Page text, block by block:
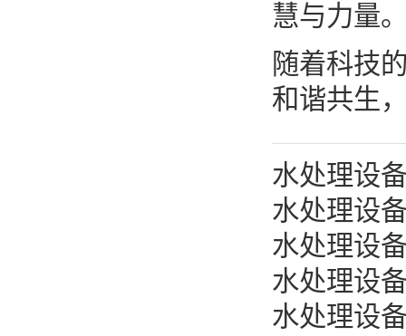
慧与力量
随着科技
和谐共生
水处理设
水处理设
水处理设
水处理设
水处理设